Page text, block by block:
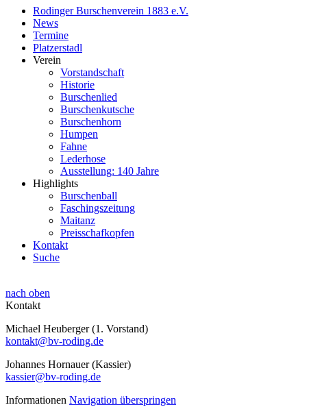
Rodinger Burschenverein 1883 e.V.
News
Termine
Platzerstadl
Verein
Vorstandschaft
Historie
Burschenlied
Burschenkutsche
Burschenhorn
Humpen
Fahne
Lederhose
Ausstellung: 140 Jahre
Highlights
Burschenball
Faschingszeitung
Maitanz
Preisschafkopfen
Kontakt
Suche
nach oben
Kontakt
Michael Heuberger (1. Vorstand)
kontakt@bv-roding.de
Johannes Hornauer (Kassier)
kassier@bv-roding.de
Informationen Navigation überspringen